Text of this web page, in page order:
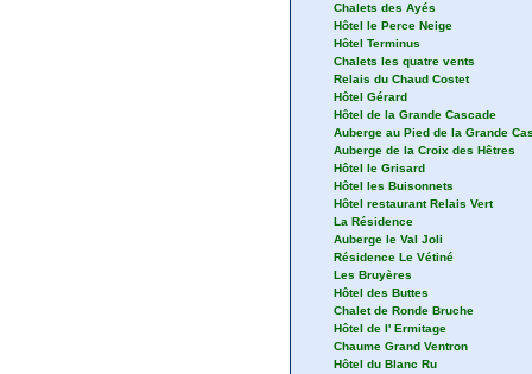
Chalets des Ayés
Hôtel le Perce Neige
Hôtel Terminus
Chalets les quatre vents
Relais du Chaud Costet
Hôtel Gérard
Hôtel de la Grande Cascade
Auberge au Pied de la Grande
Auberge de la Croix des Hêtres
Hôtel le Grisard
Hôtel les Buisonnets
Hôtel restaurant Relais Vert
La Résidence
Auberge le Val Joli
Résidence Le Vétiné
Les Bruyères
Hôtel des Buttes
Chalet de Ronde Bruche
Hôtel de l' Ermitage
Chaume Grand Ventron
Hôtel du Blanc Ru